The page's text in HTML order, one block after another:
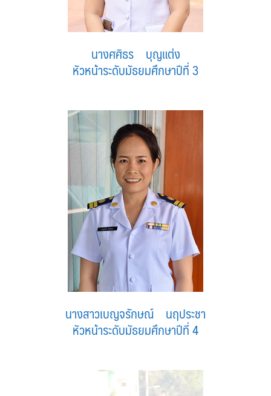
นางศศิธร บุญแต่ง
หัวหน้าระดับมัธยมศึกษาปีที่ 3
นางสาวเบญจรักษณ์ นฤประชา
หัวหน้าระดับมัธยมศึกษาปีที่ 4